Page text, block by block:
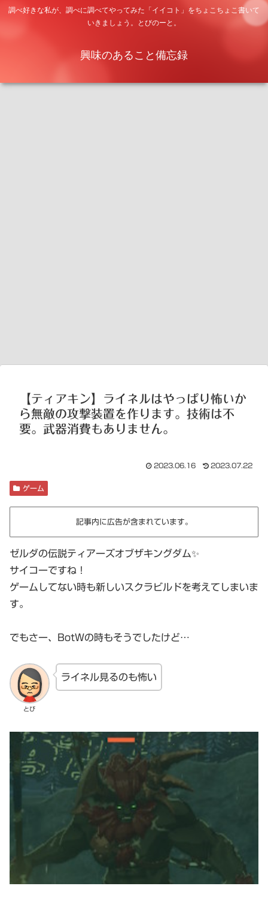
調べ好きな私が、調べに調べてやってみた「イイコト」をちょこちょこ書いて
いきましょう。とびのーと。
興味のあること備忘録
【ティアキン】ライネルはやっぱり怖いか
ら無敵の攻撃装置を作ります。技術は不
要。武器消費もありません。
2023.06.16 2023.07.22
ゲーム
記事内に広告が含まれています。
ゼルダの伝説ティアーズオブザキングダム✨
サイコーですね！
ゲームしてない時も新しいスクラビルドを考えてしまいま
す。
でもさー、BotWの時もそうでしたけど…
とび
ライネル見るのも怖い